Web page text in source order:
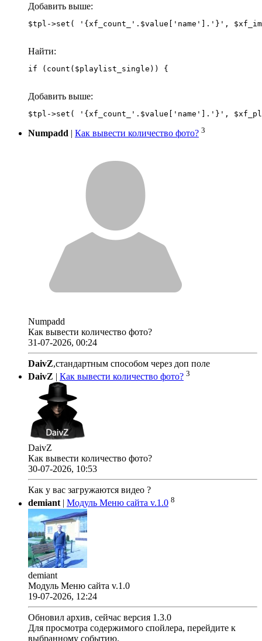
Добавить выше:
Найти:
if (count($playlist_single)) {
Добавить выше:
Numpadd | Как вывести количество фото? 3
Numpadd
Как вывести количество фото?
31-07-2026, 00:24
DaivZ,стандартным способом через доп поле
DaivZ | Как вывести количество фото? 3
DaivZ
Как вывести количество фото?
30-07-2026, 10:53
Как у вас загружаются видео ?
demiant| Модуль Меню сайта v.1.0 8
demiant
Модуль Меню сайта v.1.0
19-07-2026, 12:24
Обновил архив, сейчас версия 1.3.0
Для просмотра содержимого спойлера, перейдите к
выбранному событию.